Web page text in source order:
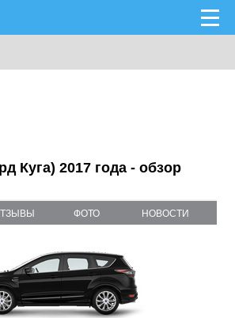
Куга) 2017 года - обзор
ФОТО НОВОСТИ